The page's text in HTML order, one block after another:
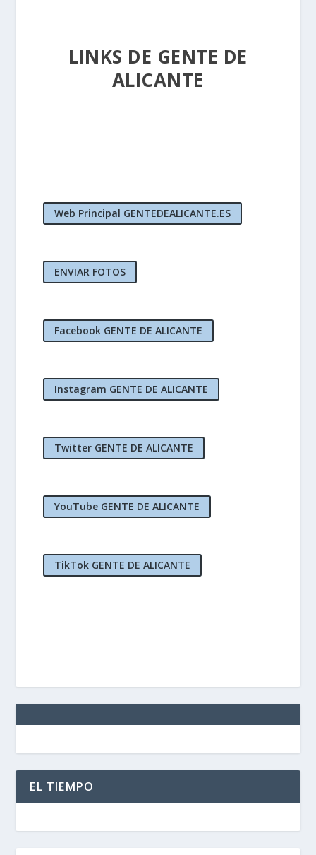
LINKS DE GENTE DE
ALICANTE
Web Principal GENTEDEALICANTE.ES
ENVIAR FOTOS
Facebook GENTE DE ALICANTE
Instagram GENTE DE ALICANTE
Twitter GENTE DE ALICANTE
YouTube GENTE DE ALICANTE
TikTok GENTE DE ALICANTE
EL TIEMPO